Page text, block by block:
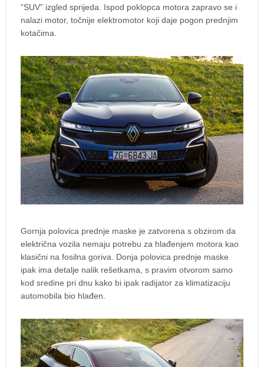
“SUV” izgled sprijeda. Ispod poklopca motora zapravo se i
nalazi motor, točnije elektromotor koji daje pogon prednjim
kotačima.
Gornja polovica prednje maske je zatvorena s obzirom da
električna vozila nemaju potrebu za hlađenjem motora kao
klasični na fosilna goriva. Donja polovica prednje maske
ipak ima detalje nalik rešetkama, s pravim otvorom samo
kod sredine pri dnu kako bi ipak radijator za klimatizaciju
automobila bio hlađen.